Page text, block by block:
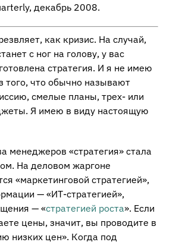
декабрь 2008.
как кризис. На случай,
с ног на голову, у вас
стратегия. И я не имею
того, что обычно называют
смелые планы, трех- или
Я имею в виду настоящую
менеджеров «стратегия» стала
На деловом жаргоне
«маркетинговой стратегией»,
— «ИТ-стратегией»,
— «стратегией роста». Если
цены, значит, вы проводите в
низких цен». Когда под